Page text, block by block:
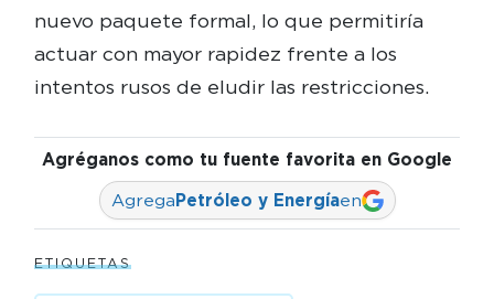
nuevo paquete formal, lo que permitiría
actuar con mayor rapidez frente a los
intentos rusos de eludir las restricciones.
Agréganos como tu fuente favorita en Google
AgregaPetróleo y Energíaen
ETIQUETAS